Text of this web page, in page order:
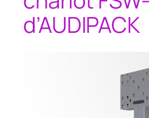
d’AUDIPACK